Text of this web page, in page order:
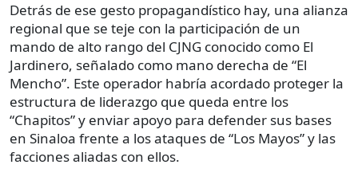
Detrás de ese gesto propagandístico hay, una alianza
regional que se teje con la participación de un
mando de alto rango del CJNG conocido como El
Jardinero, señalado como mano derecha de “El
Mencho”. Este operador habría acordado proteger la
estructura de liderazgo que queda entre los
“Chapitos” y enviar apoyo para defender sus bases
en Sinaloa frente a los ataques de “Los Mayos” y las
facciones aliadas con ellos.